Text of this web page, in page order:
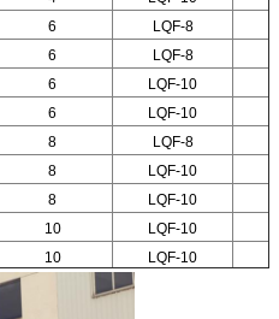
6 LQF-8
6 LQF-8
6 LQF-10
6 LQF-10
8 LQF-8
8 LQF-10
8 LQF-10
10 LQF-10
10 LQF-10